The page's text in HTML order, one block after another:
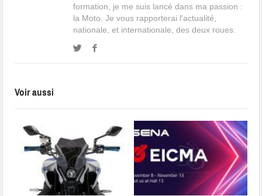
formation, je me suis lancé dans ma passion :
la Moto. Je vous rapporterai l'actualité,
nationale, et internationale, des deux roues.
Voir aussi